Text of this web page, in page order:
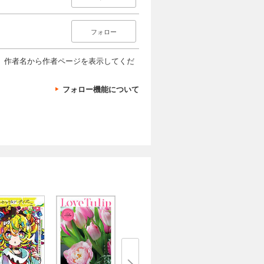
フォロー
者名から作者ページを表示してくだ
フォロー機能について